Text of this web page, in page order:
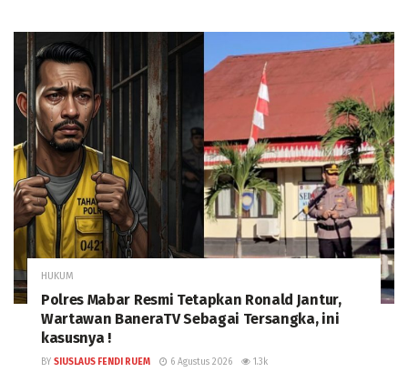
HUKUM
Polres Mabar Resmi Tetapkan Ronald Jantur,
Wartawan BaneraTV Sebagai Tersangka, ini
kasusnya !
BY SIUSLAUS FENDI RUEM 6 Agustus 2026 1.3k